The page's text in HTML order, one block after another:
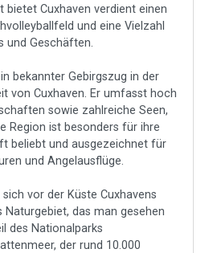
bietet Cuxhaven verdient einen
und eine Vielzahl
und Geschäften.
bekannter Gebirgszug in der
von Cuxhaven. Er umfasst hoch
sowie zahlreiche Seen,
Region ist besonders für ihre
beliebt und ausgezeichnet für
und Angelausflüge.
vor der Küste Cuxhavens
Naturgebiet, das man gesehen
des Nationalparks
der rund 10.000